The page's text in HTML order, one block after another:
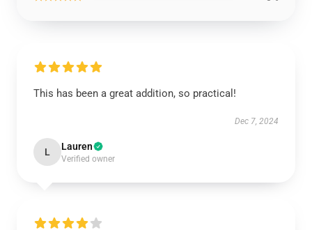
This has been a great addition, so practical!
Dec 7, 2024
L Lauren
Verified owner